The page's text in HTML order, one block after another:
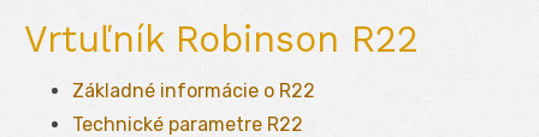
Vrtuľník Robinson R22
Základné informácie o R22
Technické parametre R22